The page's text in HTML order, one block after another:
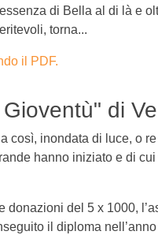
di Bella al di là e
torna...
il PDF.
di
così, inondata di luce, o
hanno iniziato e di
donazioni del 5 x 1000,
il diploma